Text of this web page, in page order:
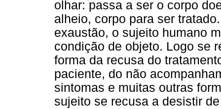
olhar: passa a ser o corpo
alheio, corpo para ser
exaustão, o sujeito humano
condição de objeto. Logo se
forma da recusa do
paciente, do não
sintomas e muitas outras
sujeito se recusa a desistir